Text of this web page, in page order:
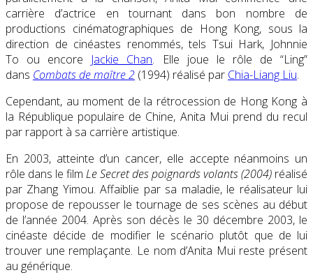
carrière d’actrice en tournant dans bon nombre de
productions cinématographiques de Hong Kong, sous la
direction de cinéastes renommés, tels Tsui Hark, Johnnie
To ou encore Jackie Chan. Elle joue le rôle de “Ling”
dans Combats de maître 2 (1994) réalisé par Chia-Liang Liu.
Cependant, au moment de la rétrocession de Hong Kong à
la République populaire de Chine, Anita Mui prend du recul
par rapport à sa carrière artistique.
En 2003, atteinte d’un cancer, elle accepte néanmoins un
rôle dans le film Le Secret des poignards volants (2004) réalisé
par Zhang Yimou. Affaiblie par sa maladie, le réalisateur lui
propose de repousser le tournage de ses scènes au début
de l’année 2004. Après son décès le 30 décembre 2003, le
cinéaste décide de modifier le scénario plutôt que de lui
trouver une remplaçante. Le nom d’Anita Mui reste présent
au générique.